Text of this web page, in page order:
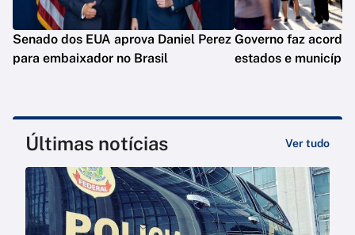
Senado dos EUA aprova Daniel Perez
para embaixador no Brasil
Governo faz acordo
estados e
Últimas notícias Ver tudo